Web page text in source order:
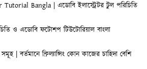
Bangla | এডোবি ইলাস্ট্রেটর টুল পরিচিতি
ও এডোবি ফটোশপ টিউটোরিয়াল বাংলা
| বর্তমানে ফ্রিল্যান্সিং কোন কাজের চাহিদা বেশি